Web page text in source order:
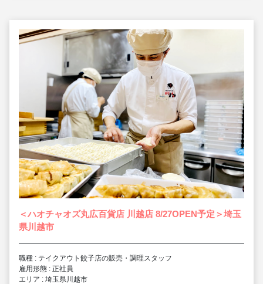
＜ハオチャオズ丸広百貨店 川越店 8/27OPEN予定＞埼玉
県川越市
職種 : テイクアウト餃子店の販売・調理スタッフ
雇用形態 : 正社員
エリア : 埼玉県川越市